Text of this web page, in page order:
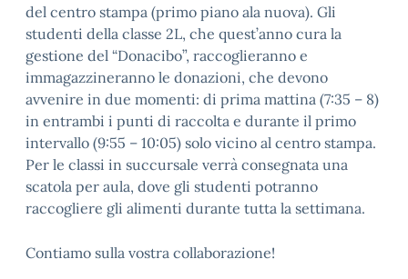
del centro stampa (primo piano ala nuova). Gli
studenti della classe 2L, che quest’anno cura la
gestione del “Donacibo”, raccoglieranno e
immagazzineranno le donazioni, che devono
avvenire in due momenti: di prima mattina (7:35 – 8)
in entrambi i punti di raccolta e durante il primo
intervallo (9:55 – 10:05) solo vicino al centro stampa.
Per le classi in succursale verrà consegnata una
scatola per aula, dove gli studenti potranno
raccogliere gli alimenti durante tutta la settimana.
Contiamo sulla vostra collaborazione!